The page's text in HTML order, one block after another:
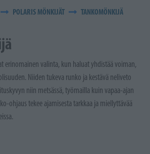
POLARIS MÖNKIJÄT TANKOMÖNKIJÄ
erinomainen valinta, kun haluat yhdistää voiman,
Niiden tukeva runko ja kestävä neliveto
niin metsässä, työmailla kuin vapaa-ajan
ohjaus tekee ajamisesta tarkkaa ja miellyttävää